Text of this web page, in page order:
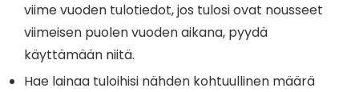
viime vuoden tulotiedot, jos tulosi ovat nousseet
viimeisen puolen vuoden aikana, pyydä
käyttämään niitä.
Hae lainaa tuloihisi nähden kohtuullinen määrä